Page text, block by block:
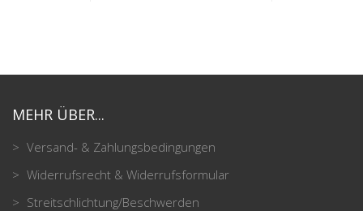
MEHR ÜBER...
Versand- & Zahlungsbedingungen
Widerrufsrecht & Widerrufsformular
Streitschlichtung/Beschwerden